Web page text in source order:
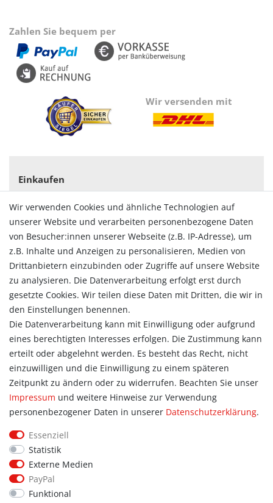
Zahlen Sie bequem per
Wir versenden mit
Einkaufen
Zahlungsarten
Versandarten & -kosten
Widerrufsrecht
Vertrag widerrufen
Konto
Login
Registrieren
Warenkorb
Zur Kasse
Allgemein
Kontakt
Datenschutzerklärung
AGB
Impressum
Informationen für Vereine
Informationen zur Beflockung
Newsletter-Anmeldung
Wir verwenden Cookies und ähnliche Technologien auf
unserer Website und verarbeiten personenbezogene Daten
von Besucher:innen unserer Webseite (z.B. IP-Adresse), um
z.B. Inhalte und Anzeigen zu personalisieren, Medien von
Drittanbietern einzubinden oder Zugriffe auf unsere Website
zu analysieren. Die Datenverarbeitung erfolgt erst durch
gesetzte Cookies. Wir teilen diese Daten mit Dritten, die wir in
den Einstellungen benennen.
Die Datenverarbeitung kann mit Einwilligung oder aufgrund
eines berechtigten Interesses erfolgen. Die Zustimmung kann
erteilt oder abgelehnt werden. Es besteht das Recht, nicht
einzuwilligen und die Einwilligung zu einem späteren
Zeitpunkt zu ändern oder zu widerrufen. Beachten Sie unser
Impressum und weitere Hinweise zur Verwendung
personenbezogener Daten in unserer Daten­schutz­erklärung.
Essenziell
Statistik
Externe Medien
PayPal
Funktional